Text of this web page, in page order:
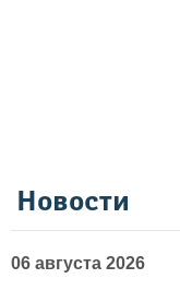
Новости
06 августа 2026